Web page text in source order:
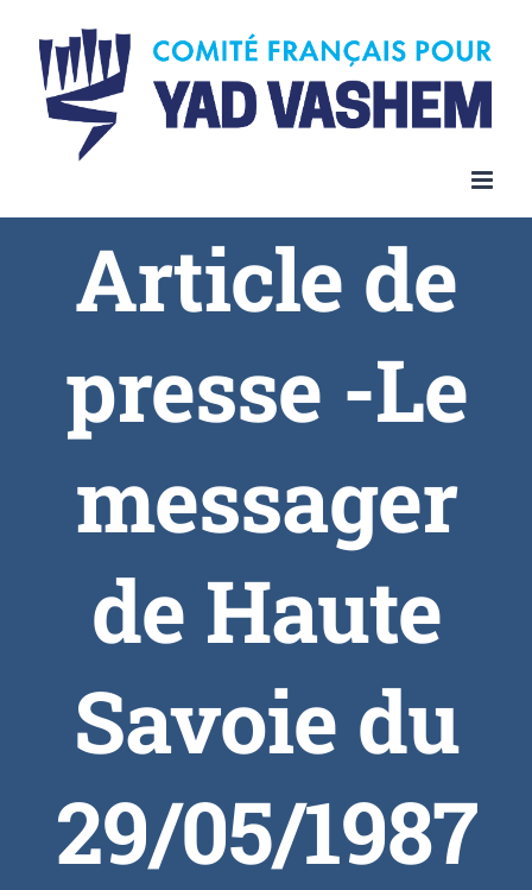
Article de
presse -Le
messager
de Haute
Savoie du
29/05/1987